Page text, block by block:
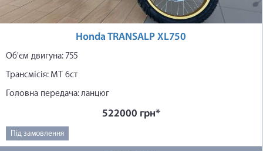
Honda TRANSALP XL750
Об'єм двигуна: 755
Трансмісія: МТ 6ст
Головна передача: ланцюг
522000 грн*
Під замовлення